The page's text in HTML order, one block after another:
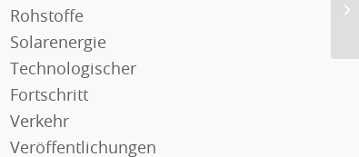
Rohstoffe
Solarenergie
Technologischer
Fortschritt
Verkehr
Veröffentlichungen